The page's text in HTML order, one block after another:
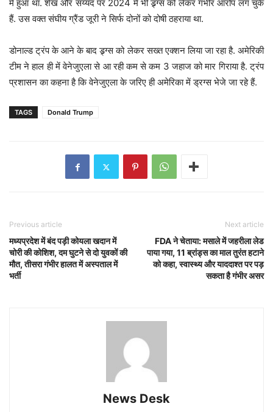
में हुआ था. शेख और सय्यद पर 2024 में भी ड्र्ग्स को लेकर गंभीर आरोप लग चुके
हैं. उस वक्त संघीय ग्रैंड जूरी ने सिर्फ दोनों को दोषी ठहराया था.
डोनाल्ड ट्रंप के आने के बाद ड्र्ग्स को लेकर सख्त एक्शन लिया जा रहा है. अमेरिकी
टीम ने हाल ही में वेनेजुएला से आ रही कम से कम 3 जहाज को मार गिराया है. ट्रंप
प्रशासन का कहना है कि वेनेजुएला के जरिए ही अमेरिका में ड्रग्स भेजे जा रहे हैं.
TAGS Donald Trump
Previous article
मध्यप्रदेश में बंद पड़ी कोयला खदान में
चोरी की कोशिश, दम घुटने से दो युवकों की
मौत, तीसरा गंभीर हालत में अस्पताल में
भर्ती
Next article
FDA ने चेताया: मसाले में जहरीला लेड
पाया गया, 11 ब्रांड्स का माल तुरंत हटाने
को कहा, स्वास्थ्य और याददाश्त पर पड़
सकता है गंभीर असर
News Desk